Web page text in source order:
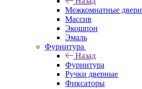
Межкомнатные двери
Массив
Экошпон
Эмаль
Фурнитура
Назад
Фурнитура
Ручки дверные
Фиксаторы